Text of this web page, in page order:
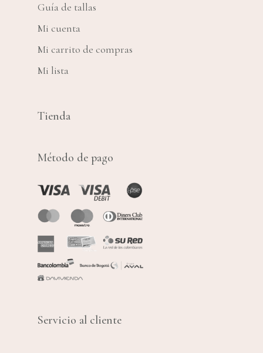
Guía de tallas
Mi cuenta
Mi carrito de compras
Mi lista
Tienda
Método de pago
Servicio al cliente